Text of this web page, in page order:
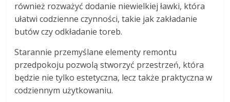
również rozważyć dodanie niewielkiej ławki, która
ułatwi codzienne czynności, takie jak zakładanie
butów czy odkładanie toreb.
Starannie przemyślane elementy remontu
przedpokoju pozwolą stworzyć przestrzeń, która
będzie nie tylko estetyczna, lecz także praktyczna w
codziennym użytkowaniu.